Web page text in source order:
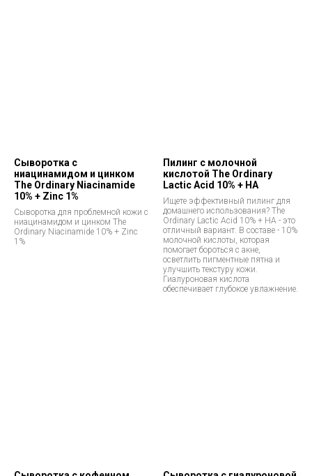
Сыворотка с
ниацинамидом и цинком
The Ordinary Niacinamide
10% + Zinc 1%
Сыворотка для проблемной кожи с
ниацинамидом и цинком The
Ordinary Niacinamide 10% + Zinc
1%
Пилинг с молочной
кислотой The Ordinary
Lactic Acid 10% + HA
Ищете эффективный пилинг для
домашнего использования? The
Ordinary Lactic Acid 10% + HA - это
отличный вариант. В составе - 10%
молочной кислоты, которая
помогает бороться с акне,
осветлить пигментные пятна и
улучшить текстуру кожи.
Гиалуроновая кислота
обеспечивает глубокое увлажнение.